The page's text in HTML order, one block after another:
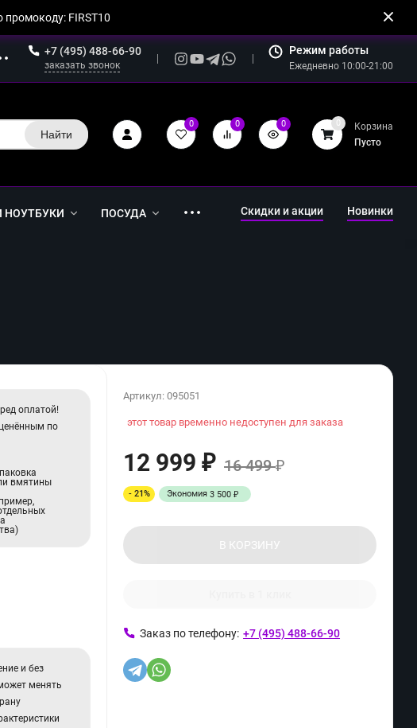
промокоду: FIRST10
+7 (495) 488-66-90
заказать звонок
Режим работы
Ежедневно 10:00-21:00
Найти
0 0 0 0
Корзина
Пусто
ПОСУДА Скидки и акции Новинки
оплатой!
по
вмятины
и без
менять
Артикул:095051
этот товар временно недоступен для заказа
12 999₽ 16 499₽
- 21% Экономия3 500₽
В КОРЗИНУ
Заказ по телефону: +7 (495) 488-66-90